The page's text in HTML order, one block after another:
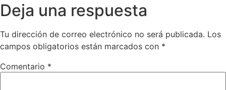
Deja una respuesta
Tu dirección de correo electrónico no será publicada. Los
campos obligatorios están marcados con *
Comentario *